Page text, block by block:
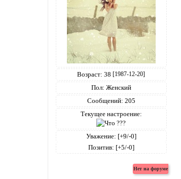
Возраст: 38 [1987-12-20]
Пол: Женский
Сообщений: 205
Текущее настроение:
Уважение: [+9/-0]
Позитив: [+5/-0]